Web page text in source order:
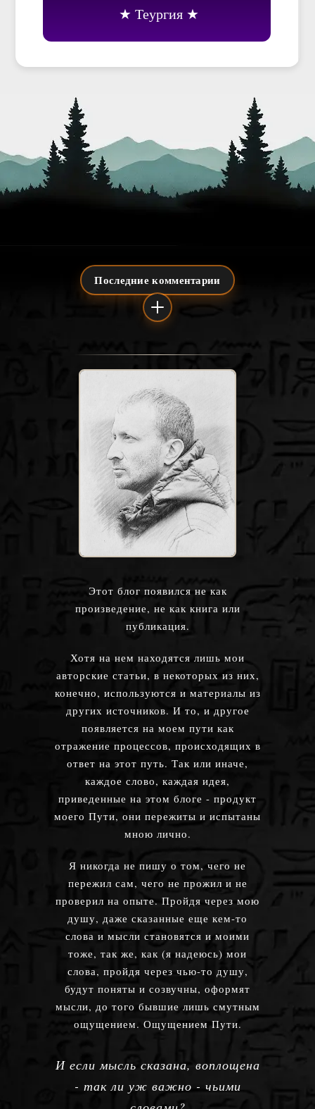
Теургия
Этот блог появился не как
произведение, не как книга или
публикация.
Хотя на нем находятся лишь мои
авторские статьи, в некоторых из них,
конечно, используются и материалы из
других источников. И то, и другое
появляется на моем пути как
отражение процессов, происходящих в
ответ на этот путь. Так или иначе,
каждое слово, каждая идея,
приведенные на этом блоге - продукт
моего Пути, они пережиты и испытаны
мною лично.
Я никогда не пишу о том, чего не
пережил сам, чего не прожил и не
проверил на опыте. Пройдя через мою
душу, даже сказанные еще кем-то
слова и мысли становятся и моими
тоже, так же, как (я надеюсь) мои
слова, пройдя через чью-то душу,
будут поняты и созвучны, оформят
мысли, до того бывшие лишь смутным
ощущением. Ощущением Пути.
И если мысль сказана, воплощена
- так ли уж важно - чьими